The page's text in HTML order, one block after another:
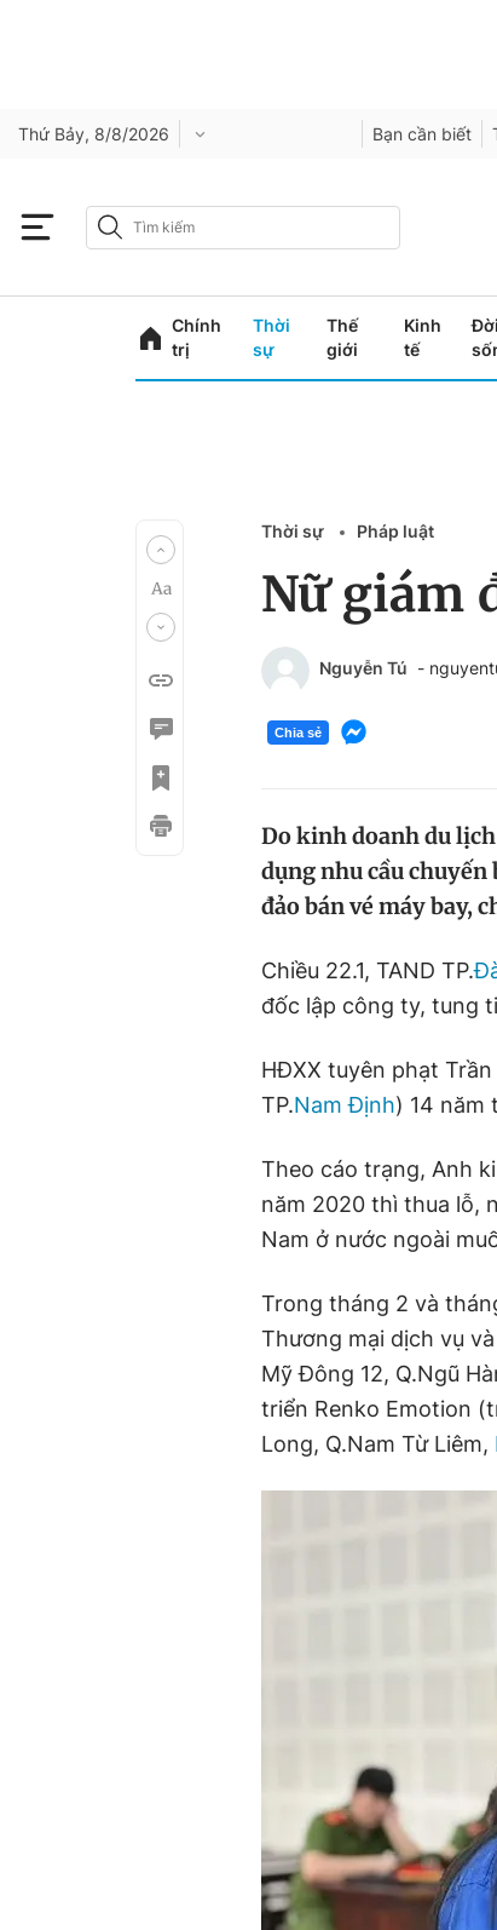
Thứ Bảy, 8/8/2026 Bạn cần biết
Chính
trị
Thời
sự
Thế
giới
Kinh
tế
Đời
Thời sự Pháp luật
Nữ giám
Nguyễn Tú -
Chia sẻ
Do kinh doanh du
dụng nhu cầu chuyến
đảo bán vé máy bay,
Chiều 22.1, TAND TP.
đốc lập công ty, tung
HĐXX tuyên phạt
TP.Nam Định) 14 năm
Theo cáo trạng, Anh
năm 2020 thì thua lỗ,
Nam ở nước ngoài
Trong tháng 2 và
Thương mại dịch vụ
Mỹ Đông 12, Q.Ngũ
triển Renko Emotion
Long, Q.Nam Từ Liêm,